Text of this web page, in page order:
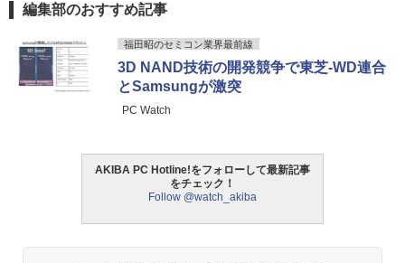
編集部のおすすめ記事
福田昭のセミコン業界最前線
3D NAND技術の開発競争で東芝-WD連合
とSamsungが激突
PC Watch
AKIBA PC Hotline!をフォローして最新記事
をチェック！
Follow @watch_akiba